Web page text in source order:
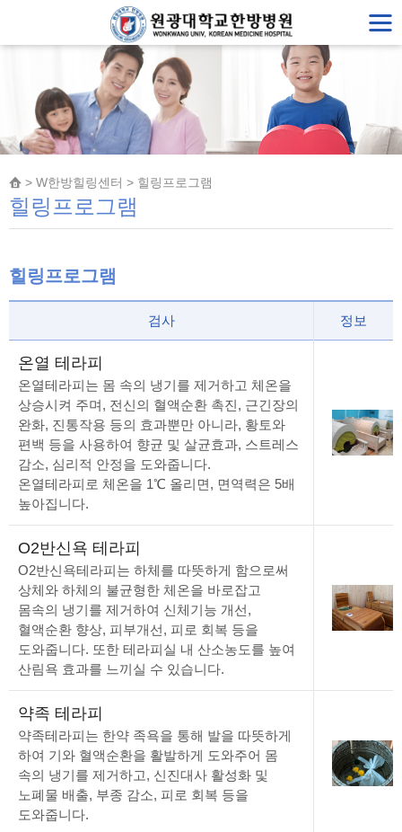
> W한방힐링센터 > 힐링프로그램
힐링프로그램
힐링프로그램
검사 정보
온열 테라피
온열테라피는 몸 속의 냉기를 제거하고 체온을
상승시켜 주며, 전신의 혈액순환 촉진, 근긴장의
완화, 진통작용 등의 효과뿐만 아니라, 황토와
편백 등을 사용하여 향균 및 살균효과, 스트레스
감소, 심리적 안정을 도와줍니다.
온열테라피로 체온을 1℃ 올리면, 면역력은 5배
높아집니다.
O2반신욕 테라피
O2반신욕테라피는 하체를 따뜻하게 함으로써
상체와 하체의 불균형한 체온을 바로잡고
몸속의 냉기를 제거하여 신체기능 개선,
혈액순환 향상, 피부개선, 피로 회복 등을
도와줍니다. 또한 테라피실 내 산소농도를 높여
산림욕 효과를 느끼실 수 있습니다.
약족 테라피
약족테라피는 한약 족욕을 통해 발을 따뜻하게
하여 기와 혈액순환을 활발하게 도와주어 몸
속의 냉기를 제거하고, 신진대사 활성화 및
노폐물 배출, 부종 감소, 피로 회복 등을
도와줍니다.